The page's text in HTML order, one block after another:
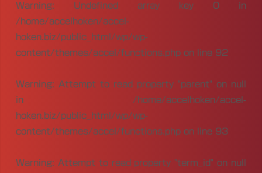
Warning: Undefined array key 0 in
/home/accelhoken/accel-
hoken.biz/public_html/wp/wp-
content/themes/accel/functions.php on line 92
Warning: Attempt to read property "parent" on null
in /home/accelhoken/accel-
hoken.biz/public_html/wp/wp-
content/themes/accel/functions.php on line 93
Warning: Attempt to read property "term_id" on null